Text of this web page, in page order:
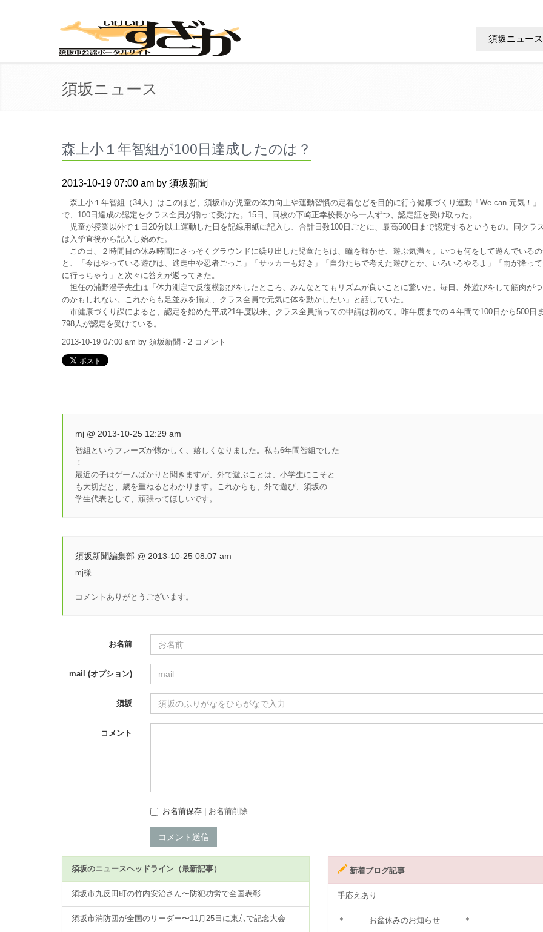
須坂ニュー
須坂ニュース
森上小１年智組が100日達成したのは？
2013-10-19 07:00 am by 須坂新聞
森上小１年智組（34人）はこのほど、須坂市が児童の体力向上や運動習慣の定着などを目的に行う健康づくり運動「We can 元気！」
で、100日達成の認定をクラス全員が揃って受けた。15日、同校の下崎正幸校長から一人ずつ、認定証を受け取った。
児童が授業以外で１日20分以上運動した日を記録用紙に記入し、合計日数100日ごとに、最高500日まで認定するというもの。同クラ
は入学直後から記入し始めた。
この日、２時間目の休み時間にさっそくグラウンドに繰り出した児童たちは、瞳を輝かせ、遊ぶ気満々。いつも何をして遊んでいる
と、「今はやっている遊びは、逃走中や忍者ごっこ」「サッカーも好き」「自分たちで考えた遊びとか、いろいろやるよ」「雨が降っ
に行っちゃう」と次々に答えが返ってきた。
担任の浦野澄子先生は「体力測定で反復横跳びをしたところ、みんなとてもリズムが良いことに驚いた。毎日、外遊びをして筋肉が
のかもしれない。これからも足並みを揃え、クラス全員で元気に体を動かしたい」と話していた。
市健康づくり課によると、認定を始めた平成21年度以来、クラス全員揃っての申請は初めて。昨年度までの４年間で100日から500日
798人が認定を受けている。
2013-10-19 07:00 am by 須坂新聞 - 2 コメント
mj @ 2013-10-25 12:29 am
智組というフレーズが懐かしく、嬉しくなりました。私も6年間智組でした
！
最近の子はゲームばかりと聞きますが、外で遊ぶことは、小学生にこそと
も大切だと、歳を重ねるとわかります。これからも、外で遊び、須坂の
学生代表として、頑張ってほしいです。
須坂新聞編集部 @ 2013-10-25 08:07 am
mj様
コメントありがとうございます。
お名前
mail (オプション)
須坂
コメント
お名前保存 | お名前削除
コメント送信
須坂のニュースヘッドライン（最新記事）
須坂市九反田町の竹内安治さん〜防犯功労で全国表彰
須坂市消防団が全国のリーダー〜11月25日に東京で記念大会
新着ブログ記事
手応えあり
＊ お盆休みのお知らせ ＊